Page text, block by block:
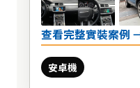
查看完整實裝案例
安卓機